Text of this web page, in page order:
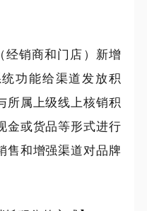
（经销商和门店）新增
功能给渠道发放积
所属上级线上核销积
金或货品等形式进行
售和增强渠道对品牌